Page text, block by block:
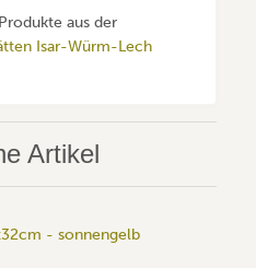
aus der
Isar-Würm-Lech
Artikel